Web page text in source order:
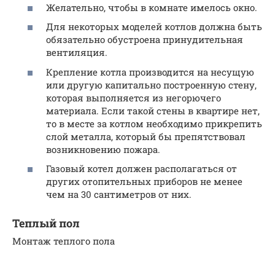
Желательно, чтобы в комнате имелось окно.
Для некоторых моделей котлов должна быть
обязательно обустроена принудительная
вентиляция.
Крепление котла производится на несущую
или другую капитально построенную стену,
которая выполняется из негорючего
материала. Если такой стены в квартире нет,
то в месте за котлом необходимо прикрепить
слой металла, который бы препятствовал
возникновению пожара.
Газовый котел должен располагаться от
других отопительных приборов не менее
чем на 30 сантиметров от них.
Теплый пол
Монтаж теплого пола